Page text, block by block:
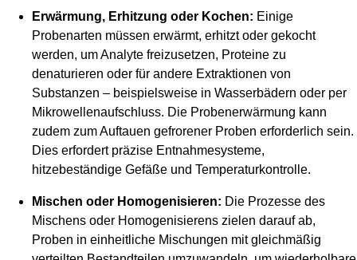
Erwärmung, Erhitzung oder Kochen: Einige
Probenarten müssen erwärmt, erhitzt oder gekocht
werden, um Analyte freizusetzen, Proteine zu
denaturieren oder für andere Extraktionen von
Substanzen – beispielsweise in Wasserbädern oder per
Mikrowellenaufschluss. Die Probenerwärmung kann
zudem zum Auftauen gefrorener Proben erforderlich sein.
Dies erfordert präzise Entnahmesysteme,
hitzebeständige Gefäße und Temperaturkontrolle.
Mischen oder Homogenisieren: Die Prozesse des
Mischens oder Homogenisierens zielen darauf ab,
Proben in einheitliche Mischungen mit gleichmäßig